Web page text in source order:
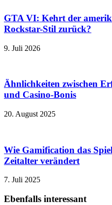
GTA VI: Kehrt der
Rockstar-Stil zurück?
9. Juli 2026
Ähnlichkeiten zwischen
und Casino‑Bonis
20. August 2025
Wie Gamification das
Zeitalter verändert
7. Juli 2025
Ebenfalls interessant